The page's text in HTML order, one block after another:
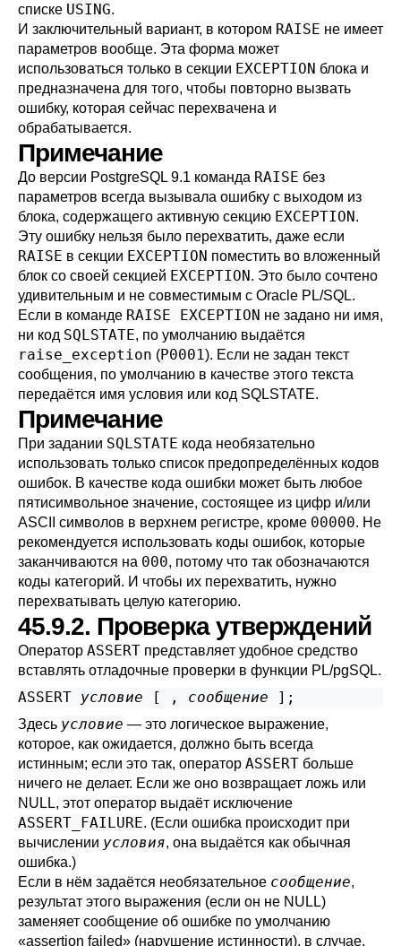
списке USING.
И заключительный вариант, в котором RAISE не имеет
параметров вообще. Эта форма может
использоваться только в секции EXCEPTION блока и
предназначена для того, чтобы повторно вызвать
ошибку, которая сейчас перехвачена и
обрабатывается.
Примечание
До версии PostgreSQL 9.1 команда RAISE без
параметров всегда вызывала ошибку с выходом из
блока, содержащего активную секцию EXCEPTION.
Эту ошибку нельзя было перехватить, даже если
RAISE в секции EXCEPTION поместить во вложенный
блок со своей секцией EXCEPTION. Это было сочтено
удивительным и не совместимым с Oracle PL/SQL.
Если в команде RAISE EXCEPTION не задано ни имя,
ни код SQLSTATE, по умолчанию выдаётся
raise_exception (P0001). Если не задан текст
сообщения, по умолчанию в качестве этого текста
передаётся имя условия или код SQLSTATE.
Примечание
При задании SQLSTATE кода необязательно
использовать только список предопределённых кодов
ошибок. В качестве кода ошибки может быть любое
пятисимвольное значение, состоящее из цифр и/или
ASCII символов в верхнем регистре, кроме 00000. Не
рекомендуется использовать коды ошибок, которые
заканчиваются на 000, потому что так обозначаются
коды категорий. И чтобы их перехватить, нужно
перехватывать целую категорию.
45.9.2. Проверка утверждений
Оператор ASSERT представляет удобное средство
вставлять отладочные проверки в функции PL/pgSQL.
ASSERT условие [ , сообщение
Здесь условие — это логическое выражение,
которое, как ожидается, должно быть всегда
истинным; если это так, оператор ASSERT больше
ничего не делает. Если же оно возвращает ложь или
NULL, этот оператор выдаёт исключение
ASSERT_FAILURE. (Если ошибка происходит при
вычислении условия, она выдаётся как обычная
ошибка.)
Если в нём задаётся необязательное сообщение,
результат этого выражения (если он не NULL)
заменяет сообщение об ошибке по умолчанию
«assertion failed» (нарушение истинности), в случае,